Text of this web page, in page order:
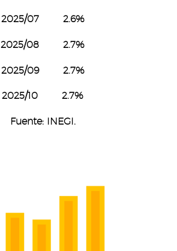
2025/07 2.6%
2025/08 2.7%
2025/09 2.7%
2025/10 2.7%
Fuente: INEGI.